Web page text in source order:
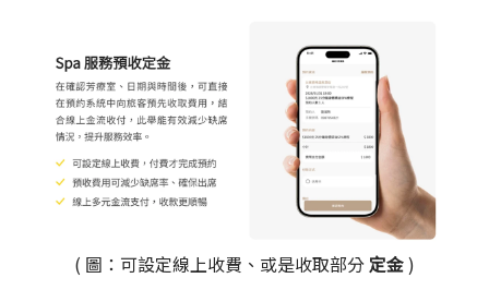
( 圖：可設定線上收費、或是收取部分定金)